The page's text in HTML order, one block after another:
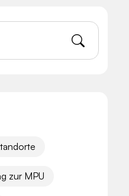
zur MPU